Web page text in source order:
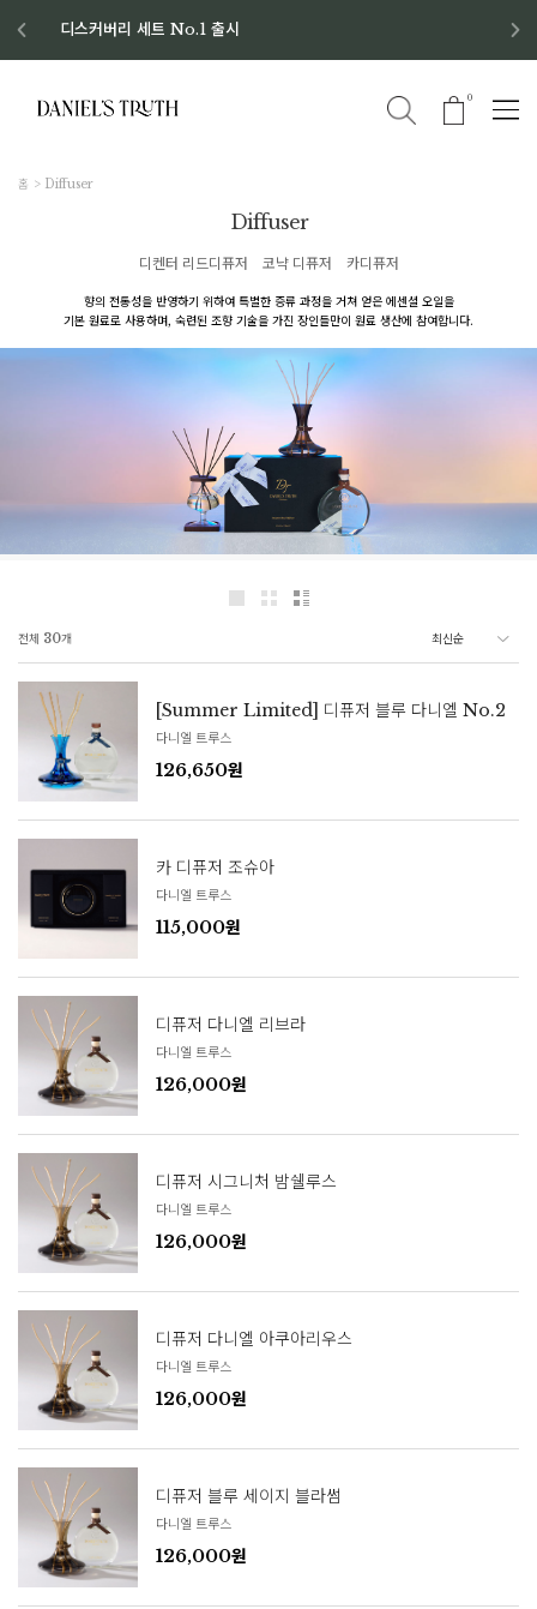
디스커버리 세트 No.1 출시
8월 이벤트 혜택
8월 증정품
신규회원 가입 혜택
0
홈 Diffuser
Diffuser
디켄터 리드디퓨저 코냑 디퓨저 카디퓨저
향의 전통성을 반영하기 위하여 특별한 증류 과정을 거쳐 얻은 에센셜 오일을
기본 원료로 사용하며, 숙련된 조향 기술을 가진 장인들만이 원료 생산에 참여합니다.
전체 30개
[Summer Limited] 디퓨저 블루 다니엘 No.2
다니엘 트루스
126,650원
카 디퓨저 조슈아
다니엘 트루스
115,000원
디퓨저 다니엘 리브라
다니엘 트루스
126,000원
디퓨저 시그니처 밤쉘루스
다니엘 트루스
126,000원
디퓨저 다니엘 아쿠아리우스
다니엘 트루스
126,000원
디퓨저 블루 세이지 블라썸
다니엘 트루스
126,000원